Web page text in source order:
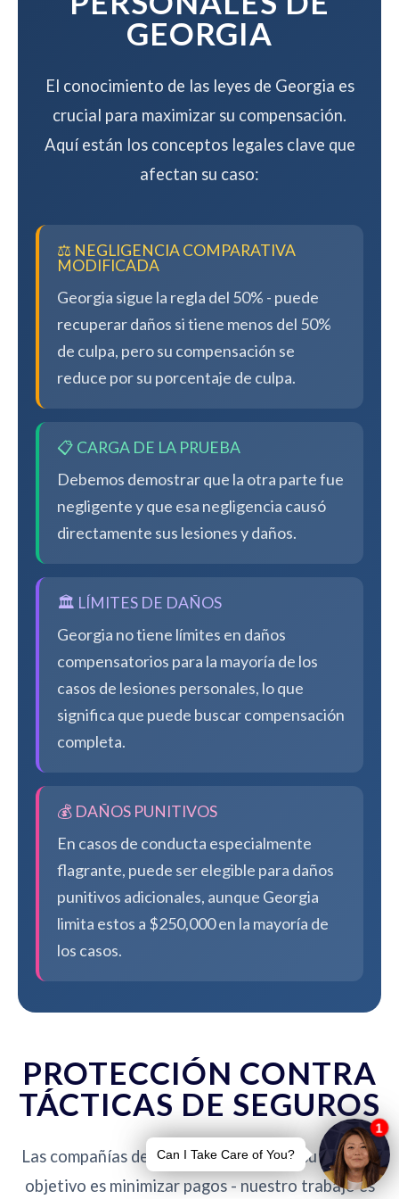
GEORGIA
El conocimiento de las leyes de Georgia es
crucial para maximizar su compensación.
Aquí están los conceptos legales clave que
afectan su caso:
⚖️ NEGLIGENCIA COMPARATIVA
MODIFICADA
Georgia sigue la regla del 50% - puede
recuperar daños si tiene menos del 50%
de culpa, pero su compensación se
reduce por su porcentaje de culpa.
📋 CARGA DE LA PRUEBA
Debemos demostrar que la otra parte fue
negligente y que esa negligencia causó
directamente sus lesiones y daños.
🏛️ LÍMITES DE DAÑOS
Georgia no tiene límites en daños
compensatorios para la mayoría de los
casos de lesiones personales, lo que
significa que puede buscar compensación
completa.
💰 DAÑOS PUNITIVOS
En casos de conducta especialmente
flagrante, puede ser elegible para daños
punitivos adicionales, aunque Georgia
limita estos a $250,000 en la mayoría de
los casos.
PROTECCIÓN CONTRA
TÁCTICAS DE SEGUROS
Las compañías de seguros no están de su lado. Su
objetivo es minimizar pagos - nuestro trabajo es